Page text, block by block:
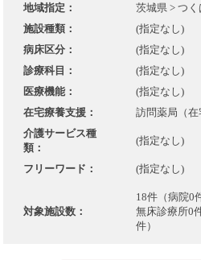
地域指定：
茨城県 > つ
施設種類：
(指定なし)
病床区分：
(指定なし)
診療科目：
(指定なし)
医療機能：
(指定なし)
在宅療養支援：
訪問薬局（在
介護サービス種
類：
(指定なし)
フリーワード： (指定なし)
対象施設数：
18件（病院0
無床診療所0
件）